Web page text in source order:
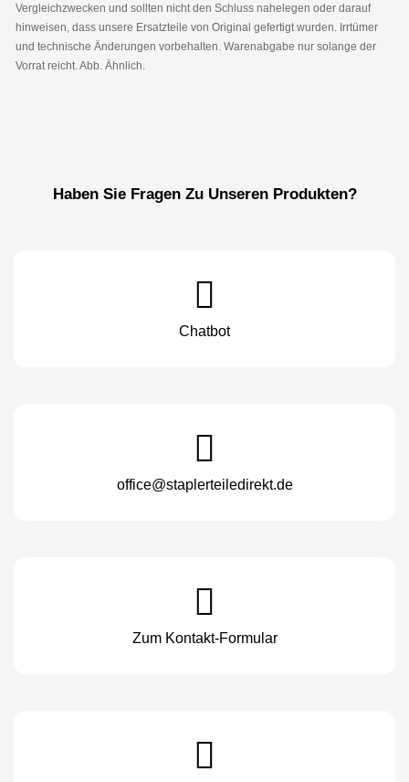
Vergleichzwecken und sollten nicht den Schluss nahelegen oder darauf
hinweisen, dass unsere Ersatzteile von Original gefertigt wurden. Irrtümer
und technische Änderungen vorbehalten. Warenabgabe nur solange der
Vorrat reicht. Abb. Ähnlich.
Haben Sie Fragen Zu Unseren Produkten?
Chatbot
office@staplerteiledirekt.de
Zum Kontakt-Formular